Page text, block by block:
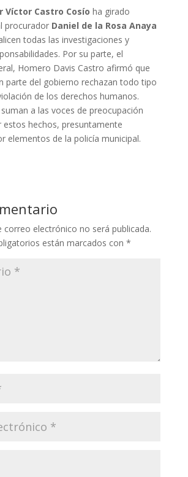
Víctor Castro Cosío ha girado
procurador Daniel de la Rosa Anaya
todas las investigaciones y
Por su parte, el
Homero Davis Castro afirmó que
parte del gobierno rechazan todo tipo
de los derechos humanos.
a las voces de preocupación
estos hechos, presuntamente
elementos de la policía municipal.
correo electrónico no será publicada.
están marcados con *